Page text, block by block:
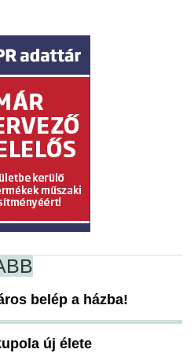
belép a házba!
új élete